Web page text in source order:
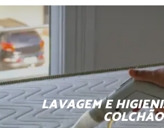
LAVAGEM E
COLCHÃO